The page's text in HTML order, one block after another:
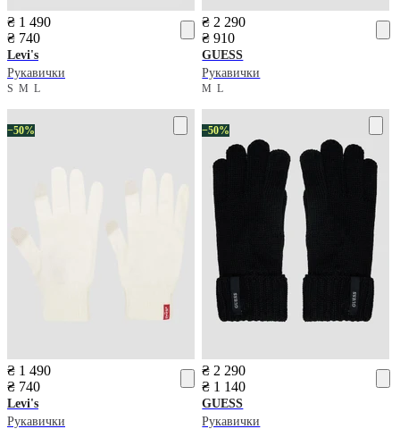
₴ 1 490
₴ 740
Levi's
Рукавички
S M L
₴ 2 290
₴ 910
GUESS
Рукавички
ML
−50%
₴ 1 490
₴ 740
Levi's
Рукавички
−50%
₴ 2 290
₴ 1 140
GUESS
Рукавички